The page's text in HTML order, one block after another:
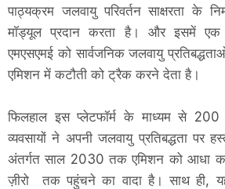
पाठ्यक्रम जलवायु परिवर्तन साक्षरता के
मॉड्यूल प्रदान करता है। और इसमें एक
एमएसएमई को सार्वजनिक जलवायु
एमिशन में कटौती को ट्रैक करने देता है।
फिलहाल इस प्लेटफॉर्म के माध्यम से
व्यवसायों ने अपनी जलवायु प्रतिबद्धता पर
अंतर्गत साल 2030 तक एमिशन को
ज़ीरो तक पहुंचने का वादा है। साथ ही,